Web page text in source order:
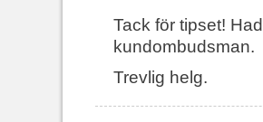
Tack för tipset!
kundombudsman.
Trevlig helg.